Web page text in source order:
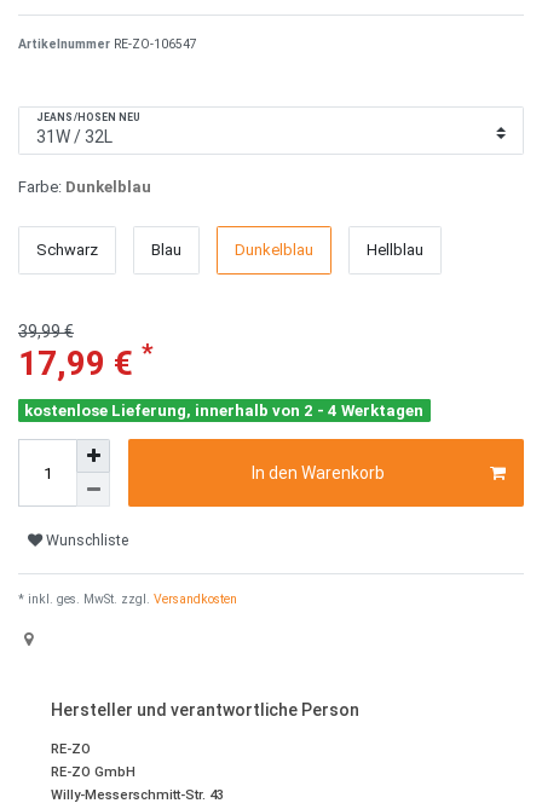
Artikelnummer RE-ZO-106547
JEANS/HOSEN NEU
Farbe: Dunkelblau
Schwarz Blau Dunkelblau Hellblau
39,99 €
17,99 € *
kostenlose Lieferung, innerhalb von 2 - 4 Werktagen
In den Warenkorb
Wunschliste
* inkl. ges. MwSt. zzgl. Versandkosten
Hersteller und verantwortliche Person
RE-ZO
RE-ZO GmbH
Willy-Messerschmitt-Str. 43